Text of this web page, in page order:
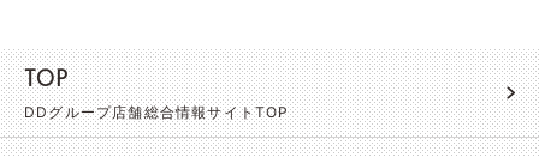
TOP
DDグループ店舗総合情報サイトTOP